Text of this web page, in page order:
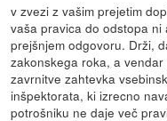
v zvezi z vašim prejetim
vaša pravica do odstopa
prejšnjem odgovoru. Drži,
zakonskega roka, a
zavrnitve zahtevka
inšpektorata, ki izrecno
potrošniku ne daje več